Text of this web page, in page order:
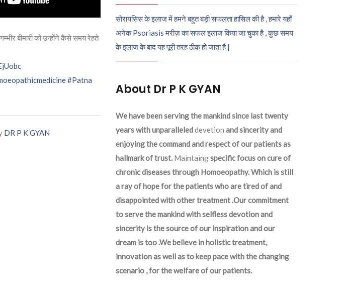
बीमारी को उन्होंने कैसे समय रेहते
#Patna
DR P K GYAN
सोरायसिस के इलाज में हमने बहुत बड़ी सफलता हासिल की है , हमारे यहाँ
अनेक Psoriasis मरीज़ का सफल इलाज किया जा चुका है , कुछ समय
के इलाज के बाद यह पूरी तरह ठीक हो जाता है |
About Dr P K GYAN
We have been serving the mankind since last twenty
years with unparalleleddevetion and sincerity and
enjoying the command and respect of our patients as
hallmark of trust. Maintaingspecific focus on cure of
chronic diseases through Homoeopathy. Which is still
a ray of hope for the patients who are tired of and
disappointed with other treatment .Our commitment
to serve the mankind with selfless devotion and
sincerity is the source of our inspiration and our
dream is too .We believe in holistic treatment,
innovation as well as to keep pace with the changing
scenario , for the welfare of our patients.